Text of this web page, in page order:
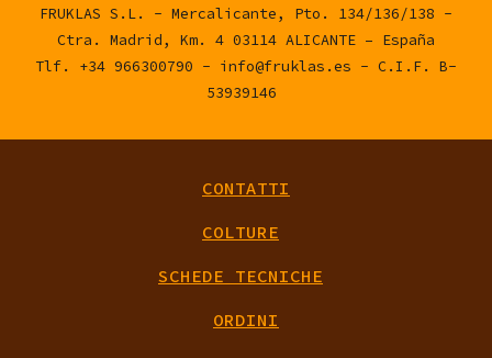
FRUKLAS S.L. - Mercalicante, Pto. 134/136/138 -
Ctra. Madrid, Km. 4 03114 ALICANTE – España
Tlf. +34 966300790 - info@fruklas.es - C.I.F. B-
53939146
CONTATTI
COLTURE
SCHEDE TECNICHE
ORDINI